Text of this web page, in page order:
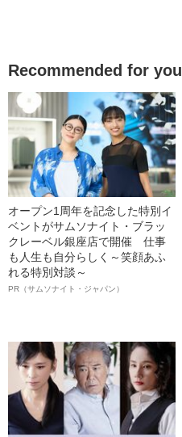
Recommended for you
オープン1周年を記念した特別イ
ベントがサムソナイト・ブラッ
クレーベル銀座店で開催 仕事
も人生も自分らしく～笑顔あふ
れる特別対談～
PR（サムソナイト・ジャパン）